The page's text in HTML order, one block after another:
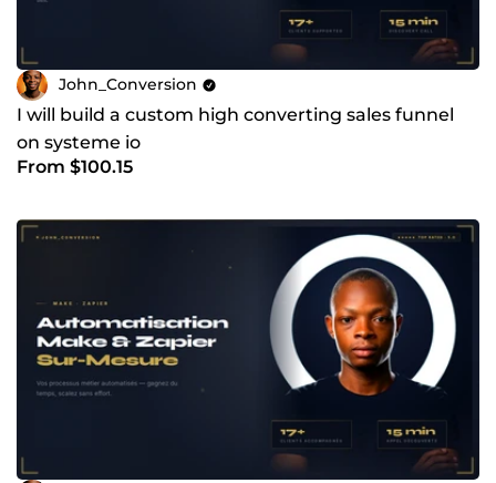
John_Conversion
I will build a custom high converting sales funnel
on systeme io
From $100.15